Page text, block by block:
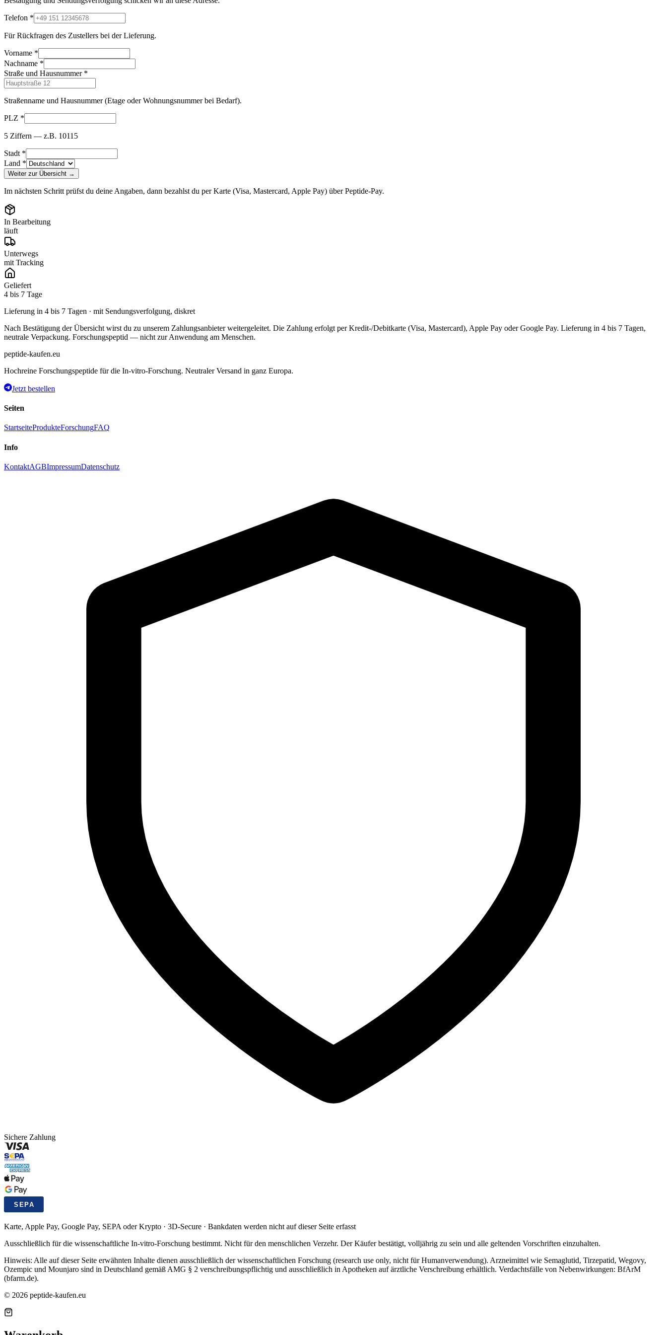
Telefon *
Für Rückfragen des Zustellers bei der Lieferung.
Vorname *
Nachname *
Straße und Hausnummer*
Straßenname und Hausnummer (Etage oder Wohnungsnummer bei Bedarf).
PLZ *
5 Ziffern — z.B. 10115
Stadt *
Land *
Weiter zur Übersicht →
Im nächsten Schritt prüfst du deine Angaben, dann bezahlst du per Karte (Visa, Mastercard, Apple Pay) über Peptide-Pay.
In Bearbeitung
läuft
Unterwegs
mit Tracking
Geliefert
4 bis 7 Tage
Lieferung in 4 bis 7 Tagen · mit Sendungsverfolgung, diskret
Nach Bestätigung der Übersicht wirst du zu unserem Zahlungsanbieter weitergeleitet. Die Zahlung erfolgt per Kredit-/Debitkarte (Visa, Mastercard), Apple Pay oder Google Pay. Lieferung in 4 bis 7 Tagen,
neutrale Verpackung. Forschungspeptid — nicht zur Anwendung am Menschen.
peptide-kaufen.eu
Hochreine Forschungspeptide für die In-vitro-Forschung. Neutraler Versand in ganz Europa.
Jetzt bestellen
Seiten
StartseiteProdukteForschungFAQ
Info
KontaktAGBImpressumDatenschutz
Sichere Zahlung
Karte, Apple Pay, Google Pay, SEPA oder Krypto · 3D-Secure · Bankdaten werden nicht auf dieser Seite erfasst
Ausschließlich für die wissenschaftliche In-vitro-Forschung bestimmt. Nicht für den menschlichen Verzehr. Der Käufer bestätigt, volljährig zu sein und alle geltenden Vorschriften einzuhalten.
Hinweis: Alle auf dieser Seite erwähnten Inhalte dienen ausschließlich der wissenschaftlichen Forschung (research use only, nicht für Humanverwendung). Arzneimittel wie Semaglutid, Tirzepatid, Wegovy,
Ozempic und Mounjaro sind in Deutschland gemäß AMG § 2 verschreibungspflichtig und ausschließlich in Apotheken auf ärztliche Verschreibung erhältlich. Verdachtsfälle von Nebenwirkungen: BfArM
(bfarm.de).
© 2026 peptide-kaufen.eu